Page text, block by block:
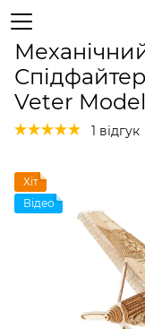
Дерев'яні
Veter
1 відгук
Хіт
Відео